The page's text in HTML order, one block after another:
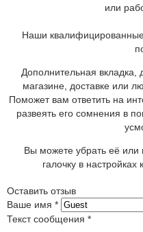
или
Наши
Дополнительная
магазине, доставке или
Поможет вам ответить на
развеять его сомнения в
Вы можете убрать её или
галочку в
Оставить отзыв
Ваше имя *
Текст сообщения *